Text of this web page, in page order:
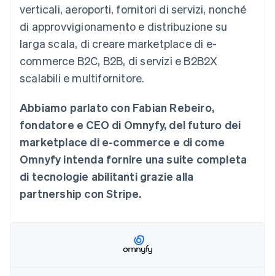
Scopri cosa ti aspetta
Radar
Prevenzione delle frodi
Atlas
Costituzione di start-up
Verifica online dell'identità
Stripe Sessions 2026
Guarda ora
Ecosistema
Partner
Stripe App Marketplace
verticali, aeroporti, fornitori di servizi, nonché
di approvvigionamento e distribuzione su
larga scala, di creare marketplace di e-
commerce B2C, B2B, di servizi e B2B2X
scalabili e multifornitore.
Abbiamo parlato con Fabian Rebeiro,
fondatore e CEO di Omnyfy, del futuro dei
marketplace di e-commerce e di come
Omnyfy intenda fornire una suite completa
di tecnologie abilitanti grazie alla
partnership con Stripe.